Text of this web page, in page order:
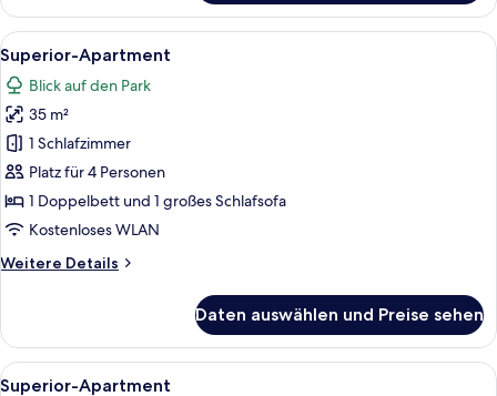
Apartment
Alle
Fotos
für
Superior-
Apartment
anzeigen
Ein modernes Interieur mit Küche,
15
Superior-Apartment
Blick auf den Park
35 m²
1 Schlafzimmer
Platz für 4 Personen
1 Doppelbett und 1 großes Schlafsofa
Kostenloses WLAN
Weitere Details
Weitere
Apartment
Daten auswählen und Preise sehen
Alle
Ein modernes Interieur mit Küche,
19
Superior-Apartment